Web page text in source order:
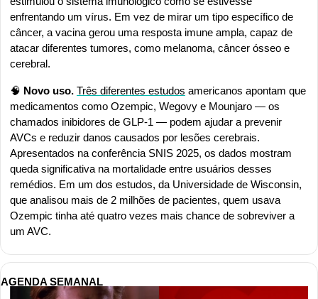
enfrentando um vírus. Em vez de mirar um tipo específico de
câncer, a vacina gerou uma resposta imune ampla, capaz de
atacar diferentes tumores, como melanoma, câncer ósseo e
cerebral.
🧠 Novo uso. Três diferentes estudos americanos apontam que
medicamentos como Ozempic, Wegovy e Mounjaro — os
chamados inibidores de GLP-1 — podem ajudar a prevenir
AVCs e reduzir danos causados por lesões cerebrais.
Apresentados na conferência SNIS 2025, os dados mostram
queda significativa na mortalidade entre usuários desses
remédios. Em um dos estudos, da Universidade de Wisconsin,
que analisou mais de 2 milhões de pacientes, quem usava
Ozempic tinha até quatro vezes mais chance de sobreviver a
um AVC.
AGENDA SEMANAL